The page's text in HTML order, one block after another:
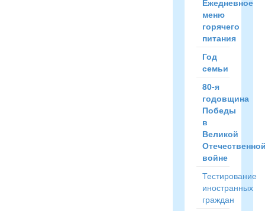
Ежедневное
меню
горячего
питания
Год
семьи
80-я
годовщина
Победы
в
Великой
войне
Тестирование
иностранных
граждан